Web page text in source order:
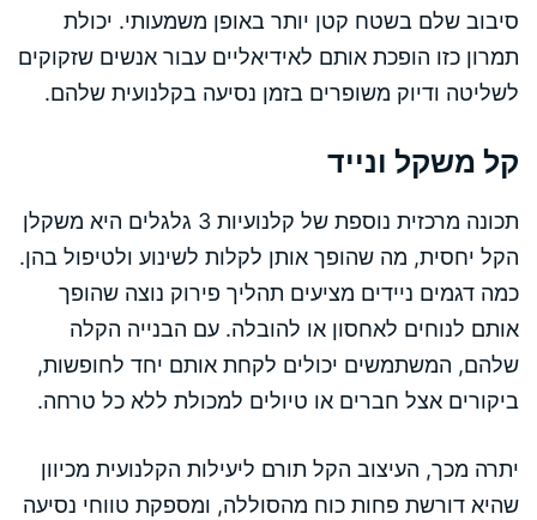
סיבוב שלם בשטח קטן יותר באופן משמעותי. יכולת
תמרון כזו הופכת אותם לאידיאליים עבור אנשים שזקוקים
לשליטה ודיוק משופרים בזמן נסיעה בקלנועית שלהם.
קל משקל ונייד
תכונה מרכזית נוספת של קלנועיות 3 גלגלים היא משקלן
הקל יחסית, מה שהופך אותן לקלות לשינוע ולטיפול בהן.
כמה דגמים ניידים מציעים תהליך פירוק נוצה שהופך
אותם לנוחים לאחסון או להובלה. עם הבנייה הקלה
שלהם, המשתמשים יכולים לקחת אותם יחד לחופשות,
ביקורים אצל חברים או טיולים למכולת ללא כל טרחה.
יתרה מכך, העיצוב הקל תורם ליעילות הקלנועית מכיוון
שהיא דורשת פחות כוח מהסוללה, ומספקת טווחי נסיעה